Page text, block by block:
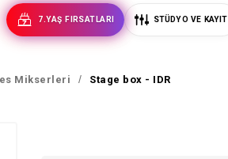
7.YAŞ FIRSATLARI STÜDYO VE KAYIT
Mikserleri Stage box - IDR